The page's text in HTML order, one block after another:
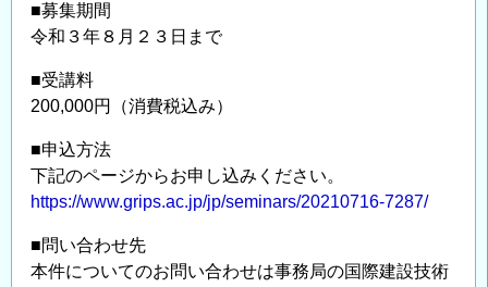
■募集期間
令和３年８月２３日まで
■受講料
200,000円（消費税込み）
■申込方法
下記のページからお申し込みください。
https://www.grips.ac.jp/jp/seminars/20210716-7287/
■問い合わせ先
本件についてのお問い合わせは事務局の国際建設技術